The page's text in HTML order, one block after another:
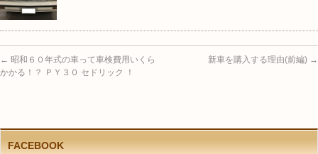
← 昭和６０年式の車って車検費用いくら
かかる！？ ＰＹ３０ セドリック ！
新車を購入する理由(前編) →
FACEBOOK